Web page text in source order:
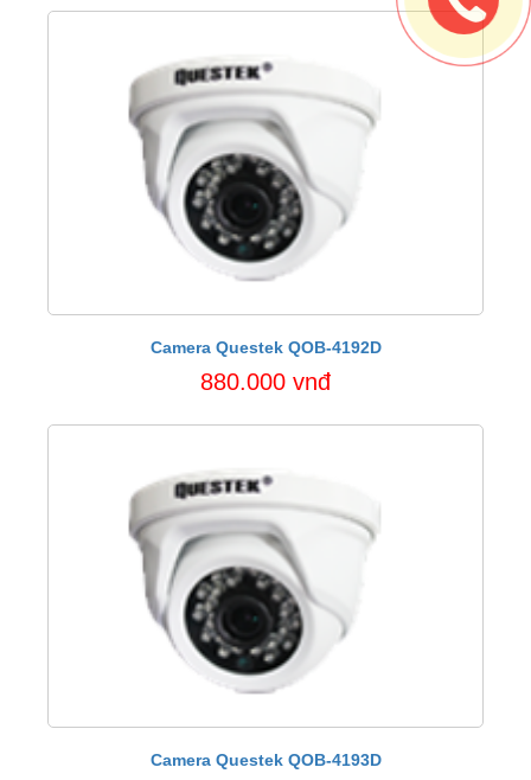
Camera Questek QOB-4192D
880.000 vnđ
Camera Questek QOB-4193D